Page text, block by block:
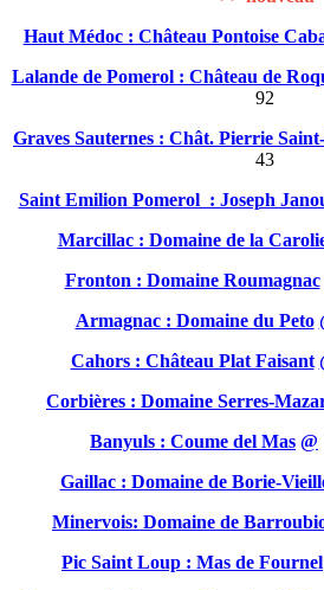
Haut Médoc : Château Pontoise
Lalande de Pomerol : Château de
92
Graves Sauternes : Chât. Pierrie
43
Saint Emilion Pomerol : Joseph
Marcillac : Domaine de la
Fronton : Domaine Roumagnac
Armagnac : Domaine du Peto
Cahors : Château Plat Faisant
Corbières : Domaine Serres-
Banyuls : Coume del Mas @
Gaillac : Domaine de Borie-
Minervois: Domaine de
Pic Saint Loup : Mas de Fournel